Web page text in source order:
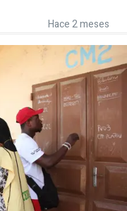
Hace 2 meses